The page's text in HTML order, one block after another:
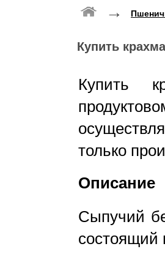
→
Купить
Купить
только
Описание
Сыпучий
состоящий